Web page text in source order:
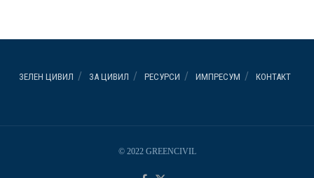
ЗЕЛЕН ЦИВИЛ ЗА ЦИВИЛ РЕСУРСИ ИМПРЕСУМ КОНТАКТ
© 2022 GREENCIVIL